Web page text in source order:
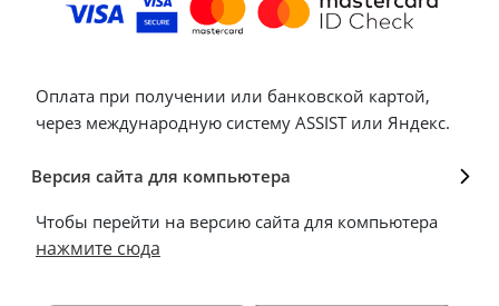
Оплата при получении или банковской картой,
через международную систему ASSIST или Яндекс.
Версия сайта для компьютера
Чтобы перейти на версию сайта для компьютера
нажмите сюда